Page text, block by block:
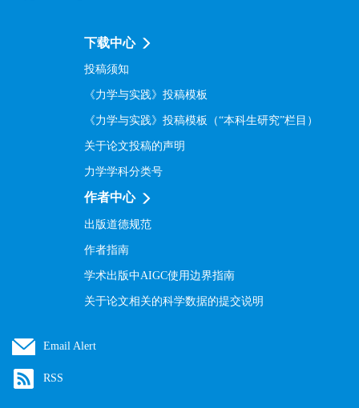
下载中心
投稿须知
《力学与实践》投稿模板
《力学与实践》投稿模板（“本科生研究”栏目）
关于论文投稿的声明
力学学科分类号
作者中心
出版道德规范
作者指南
学术出版中AIGC使用边界指南
关于论文相关的科学数据的提交说明
Email Alert
RSS